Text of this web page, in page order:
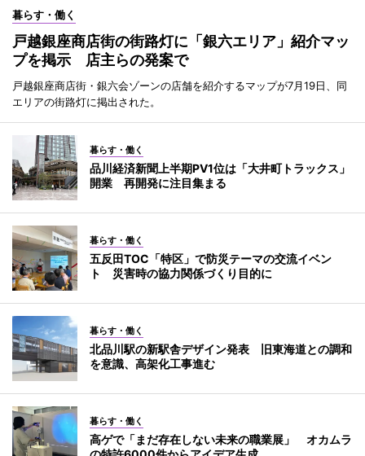
暮らす・働く
戸越銀座商店街の街路灯に「銀六エリア」紹介マッ
プを掲示 店主らの発案で
戸越銀座商店街・銀六会ゾーンの店舗を紹介するマップが7月19日、同
エリアの街路灯に掲出された。
暮らす・働く
品川経済新聞上半期PV1位は「大井町トラックス」
開業 再開発に注目集まる
暮らす・働く
五反田TOC「特区」で防災テーマの交流イベン
ト 災害時の協力関係づくり目的に
暮らす・働く
北品川駅の新駅舎デザイン発表 旧東海道との調和
を意識、高架化工事進む
暮らす・働く
高ゲで「まだ存在しない未来の職業展」 オカムラ